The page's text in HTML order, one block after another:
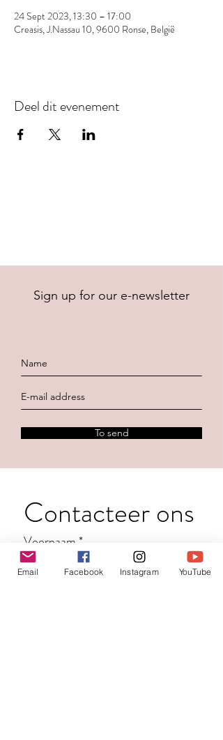
24 Sept 2023, 13:30 – 17:00
Creasis, J.Nassau 10, 9600 Ronse, België
Deel dit evenement
Sign up for our e-newsletter
To send
Contacteer ons
Voornaam*
Email Facebook Instagram YouTube